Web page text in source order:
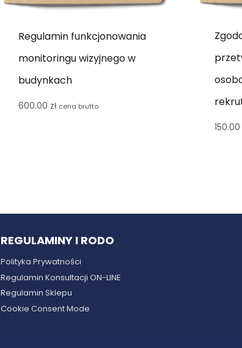
Regulamin funkcjonowania
monitoringu wizyjnego w
budynkach
600.00 zł cena brutto
150.00
REGULAMINY I RODO
Polityka Prywatności
Regulamin Konsultacji ON-LINE
Regulamin Sklepu
Cookie Consent Mode